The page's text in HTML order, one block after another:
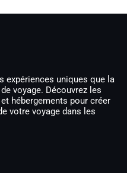
expériences uniques que la
voyage. Découvrez les
hébergements pour créer
votre voyage dans les